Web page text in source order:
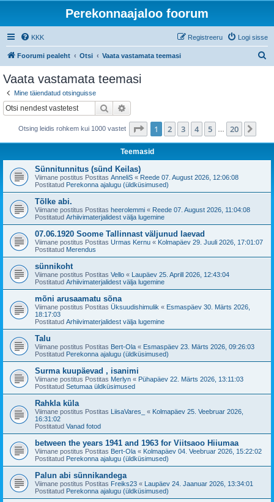
Perekonnaajaloo foorum
KKK Logi sisse
Registreeru
Foorumi pealeht Otsi Vaata vastamata teemasi
Vaata vastamata teemasi
Mine täiendatud otsinguisse
Otsi
Otsing leidis rohkem kui 1000 vastet 1 . leht20 -st
1 2 3 4 5 20
Teemasid
Sünnitunnitus (sünd Keilas)
Viimane postitus Postitas AnneliS « Reede 07. August 2026, 12:06:08
Postitatud Perekonna ajalugu (üldküsimused)
Tõlke abi.
Viimane postitus Postitas heerolemmi « Reede 07. August 2026, 11:04:08
Postitatud Arhiivimaterjalidest välja lugemine
07.06.1920 Soome Tallinnast väljunud laevad
Viimane postitus Postitas Urmas Kernu « Kolmapäev 29. Juuli 2026, 17:01:07
Postitatud Merendus
sünnikoht
Viimane postitus Postitas Vello « Laupäev 25. Aprill 2026, 12:43:04
Postitatud Arhiivimaterjalidest välja lugemine
mõni arusaamatu sõna
Viimane postitus Postitas Üksuudishimulik « Esmaspäev 30. Märts 2026,
18:17:03
Postitatud Arhiivimaterjalidest välja lugemine
Talu
Viimane postitus Postitas Bert-Ola « Esmaspäev 23. Märts 2026, 09:26:03
Postitatud Perekonna ajalugu (üldküsimused)
Surma kuupäevad , isanimi
Viimane postitus Postitas Merlyn « Pühapäev 22. Märts 2026, 13:11:03
Postitatud Setumaa üldküsimused
Rahkla küla
Viimane postitus Postitas LiisaVares_ « Kolmapäev 25. Veebruar 2026,
16:31:02
Postitatud Vanad fotod
between the years 1941 and 1963 for Viitsaoo Hiiumaa
Viimane postitus Postitas Bert-Ola « Kolmapäev 04. Veebruar 2026, 15:22:02
Postitatud Perekonna ajalugu (üldküsimused)
Palun abi sünnikandega
Viimane postitus Postitas Freiks23 « Laupäev 24. Jaanuar 2026, 13:34:01
Postitatud Perekonna ajalugu (üldküsimused)